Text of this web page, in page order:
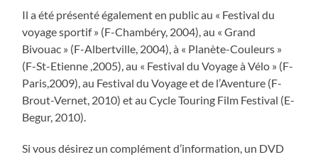
Il a été présenté également en public au « Festival du
voyage sportif » (F-Chambéry, 2004), au « Grand
Bivouac » (F-Albertville, 2004), à « Planète-Couleurs »
(F-St-Etienne ,2005), au « Festival du Voyage à Vélo » (F-
Paris,2009), au Festival du Voyage et de l’Aventure (F-
Brout-Vernet, 2010) et au Cycle Touring Film Festival (E-
Begur, 2010).
Si vous désirez un complément d’information, un DVD